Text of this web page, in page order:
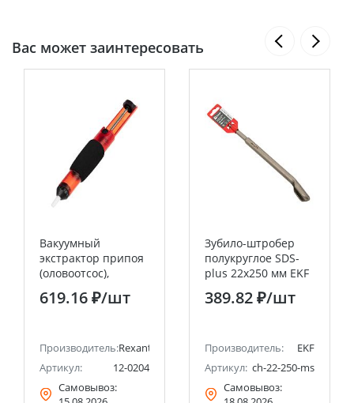
Вас может заинтересовать
Вакуумный
экстрактор припоя
(оловоотсос),
прозрачно-
619.16 ₽/шт
Производитель:Rexant
Артикул:
12-0204
Самовывоз:
Зубило-штробер
полукруглое SDS-
plus 22х250 мм EKF
389.82 ₽/шт
Производитель:
EKF
Артикул: ch-22-250-ms
Самовывоз: